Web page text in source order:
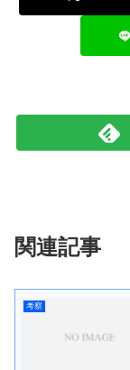
関連記事
考察